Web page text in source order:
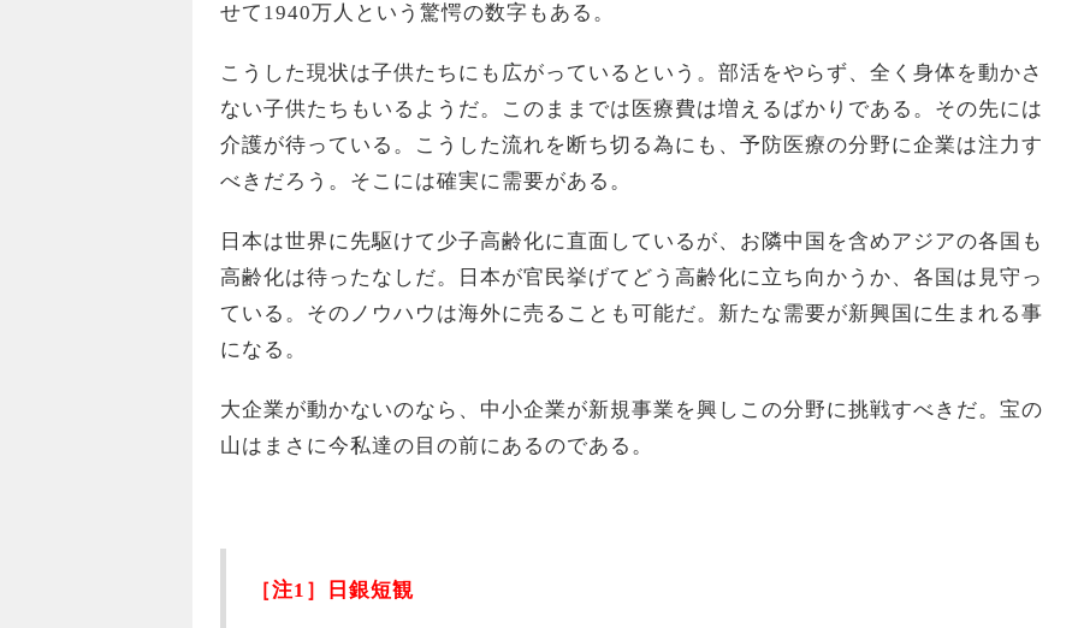
せて1940万人という驚愕の数字もある。
こうした現状は子供たちにも広がっているという。部活をやらず、全く身体を動かさ
ない子供たちもいるようだ。このままでは医療費は増えるばかりである。その先には
介護が待っている。こうした流れを断ち切る為にも、予防医療の分野に企業は注力す
べきだろう。そこには確実に需要がある。
日本は世界に先駆けて少子高齢化に直面しているが、お隣中国を含めアジアの各国も
高齢化は待ったなしだ。日本が官民挙げてどう高齢化に立ち向かうか、各国は見守っ
ている。そのノウハウは海外に売ることも可能だ。新たな需要が新興国に生まれる事
になる。
大企業が動かないのなら、中小企業が新規事業を興しこの分野に挑戦すべきだ。宝の
山はまさに今私達の目の前にあるのである。
［注1］日銀短観